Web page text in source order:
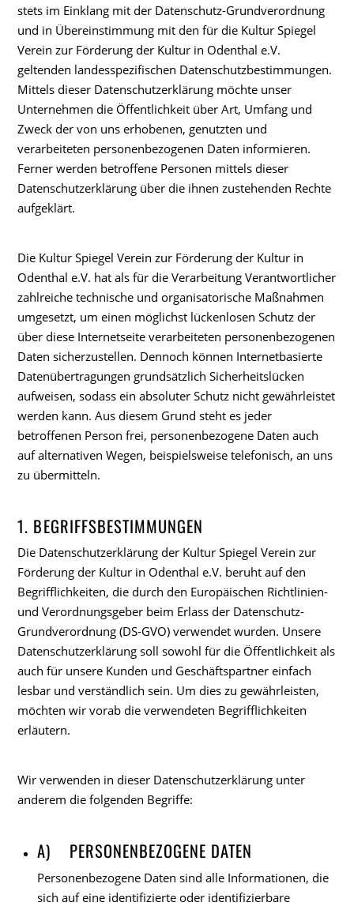
stets im Einklang mit der Datenschutz-Grundverordnung
und in Übereinstimmung mit den für die Kultur Spiegel
Verein zur Förderung der Kultur in Odenthal e.V.
geltenden landesspezifischen Datenschutzbestimmungen.
Mittels dieser Datenschutzerklärung möchte unser
Unternehmen die Öffentlichkeit über Art, Umfang und
Zweck der von uns erhobenen, genutzten und
verarbeiteten personenbezogenen Daten informieren.
Ferner werden betroffene Personen mittels dieser
Datenschutzerklärung über die ihnen zustehenden Rechte
aufgeklärt.
Die Kultur Spiegel Verein zur Förderung der Kultur in
Odenthal e.V. hat als für die Verarbeitung Verantwortlicher
zahlreiche technische und organisatorische Maßnahmen
umgesetzt, um einen möglichst lückenlosen Schutz der
über diese Internetseite verarbeiteten personenbezogenen
Daten sicherzustellen. Dennoch können Internetbasierte
Datenübertragungen grundsätzlich Sicherheitslücken
aufweisen, sodass ein absoluter Schutz nicht gewährleistet
werden kann. Aus diesem Grund steht es jeder
betroffenen Person frei, personenbezogene Daten auch
auf alternativen Wegen, beispielsweise telefonisch, an uns
zu übermitteln.
1. BEGRIFFSBESTIMMUNGEN
Die Datenschutzerklärung der Kultur Spiegel Verein zur
Förderung der Kultur in Odenthal e.V. beruht auf den
Begrifflichkeiten, die durch den Europäischen Richtlinien-
und Verordnungsgeber beim Erlass der Datenschutz-
Grundverordnung (DS-GVO) verwendet wurden. Unsere
Datenschutzerklärung soll sowohl für die Öffentlichkeit als
auch für unsere Kunden und Geschäftspartner einfach
lesbar und verständlich sein. Um dies zu gewährleisten,
möchten wir vorab die verwendeten Begrifflichkeiten
erläutern.
Wir verwenden in dieser Datenschutzerklärung unter
anderem die folgenden Begriffe:
A) PERSONENBEZOGENE DATEN
Personenbezogene Daten sind alle Informationen, die
sich auf eine identifizierte oder identifizierbare